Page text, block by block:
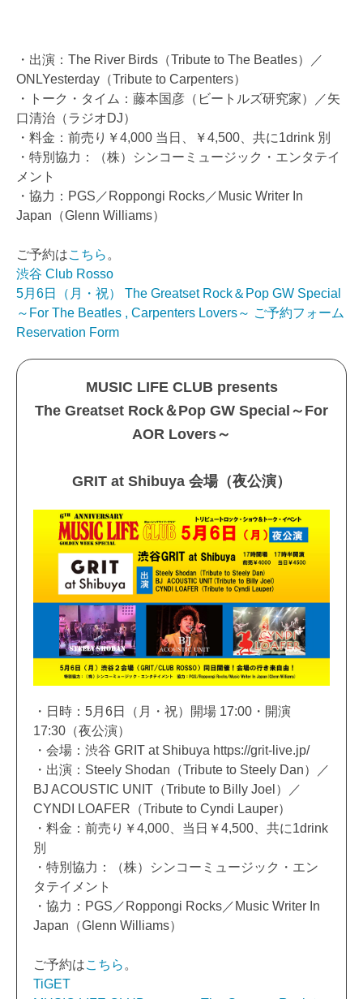
・出演：The River Birds（Tribute to The Beatles）／
ONLYesterday（Tribute to Carpenters）
・トーク・タイム：藤本国彦（ビートルズ研究家）／矢
口清治（ラジオDJ）
・料金：前売り￥4,000 当日、￥4,500、共に1drink 別
・特別協力：（株）シンコーミュージック・エンタテイ
メント
・協力：PGS／Roppongi Rocks／Music Writer In
Japan（Glenn Williams）
ご予約はこちら 。
渋谷 Club Rosso
5月6日（月・祝） The Greatset Rock＆Pop GW Special
～For The Beatles , Carpenters Lovers～ ご予約フォーム
Reservation Form
MUSIC LIFE CLUB presents
The Greatset Rock＆Pop GW Special～For
AOR Lovers～
GRIT at Shibuya 会場（夜公演）
・日時：5月6日（月・祝）開場 17:00・開演
17:30（夜公演）
・会場：渋谷 GRIT at Shibuya https://grit-live.jp/
・出演：Steely Shodan（Tribute to Steely Dan）／
BJ ACOUSTIC UNIT（Tribute to Billy Joel）／
CYNDI LOAFER（Tribute to Cyndi Lauper）
・料金：前売り￥4,000、当日￥4,500、共に1drink
別
・特別協力：（株）シンコーミュージック・エン
タテイメント
・協力：PGS／Roppongi Rocks／Music Writer In
Japan（Glenn Williams）
ご予約はこちら 。
TiGET